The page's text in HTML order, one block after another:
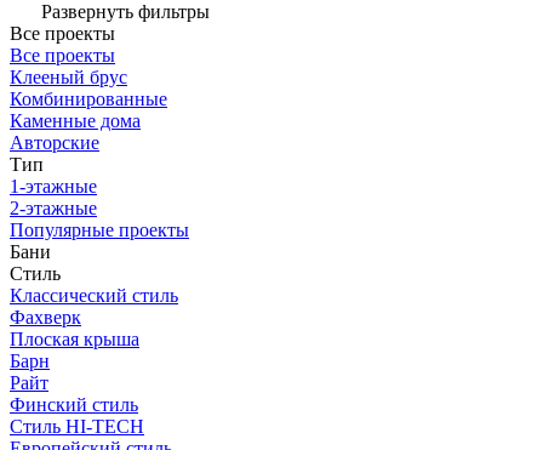
Развернуть фильтры
Все проекты
Все проекты
Клееный брус
Комбинированные
Каменные дома
Авторские
Тип
1-этажные
2-этажные
Популярные проекты
Бани
Стиль
Классический стиль
Фахверк
Плоская крыша
Барн
Райт
Финский стиль
Стиль HI-TECH